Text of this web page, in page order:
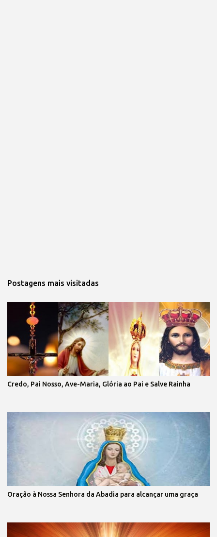
Postagens mais visitadas
Credo, Pai Nosso, Ave-Maria, Glória ao Pai e Salve Rainha
Oração à Nossa Senhora da Abadia para alcançar uma graça